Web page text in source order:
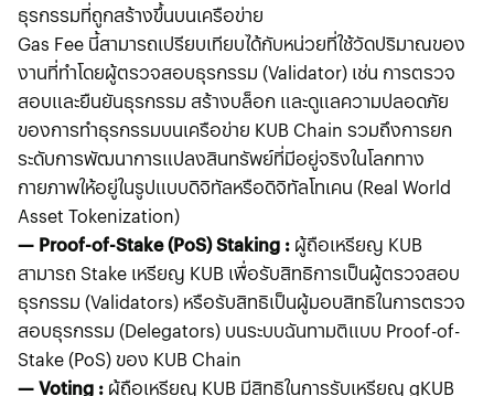
ธุรกรรมที่ถูกสร้างขึ้นบนเครือข่าย
Gas Fee นี้สามารถเปรียบเทียบได้กับหน่วยที่ใช้วัดปริมาณของ
งานที่ทำโดยผู้ตรวจสอบธุรกรรม (Validator) เช่น การตรวจ
สอบและยืนยันธุรกรรม สร้างบล็อก และดูแลความปลอดภัย
ของการทำธุรกรรมบนเครือข่าย KUB Chain รวมถึงการยก
ระดับการพัฒนาการแปลงสินทรัพย์ที่มีอยู่จริงในโลกทาง
กายภาพให้อยู่ในรูปแบบดิจิทัลหรือดิจิทัลโทเคน (Real World
Asset Tokenization)
— Proof-of-Stake (PoS) Staking : ผู้ถือเหรียญ KUB
สามารถ Stake เหรียญ KUB เพื่อรับสิทธิการเป็นผู้ตรวจสอบ
ธุรกรรม (Validators) หรือรับสิทธิเป็นผู้มอบสิทธิในการตรวจ
สอบธุรกรรม (Delegators) บนระบบฉันทามติแบบ Proof-of-
Stake (PoS) ของ KUB Chain
— Voting : ผู้ถือเหรียญ KUB มีสิทธิในการรับเหรียญ gKUB